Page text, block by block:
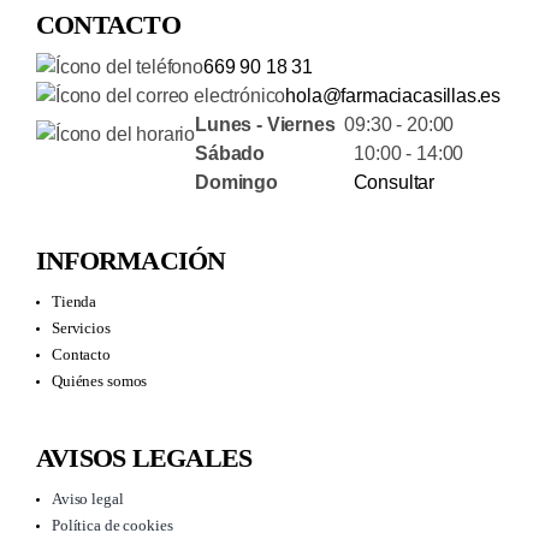
CONTACTO
669 90 18 31
hola@farmaciacasillas.es
Lunes - Viernes09:30 - 20:00
Sábado 10:00 - 14:00
Domingo
Consultar
INFORMACIÓN
Tienda
Servicios
Contacto
Quiénes somos
AVISOS LEGALES
Aviso legal
Política de cookies